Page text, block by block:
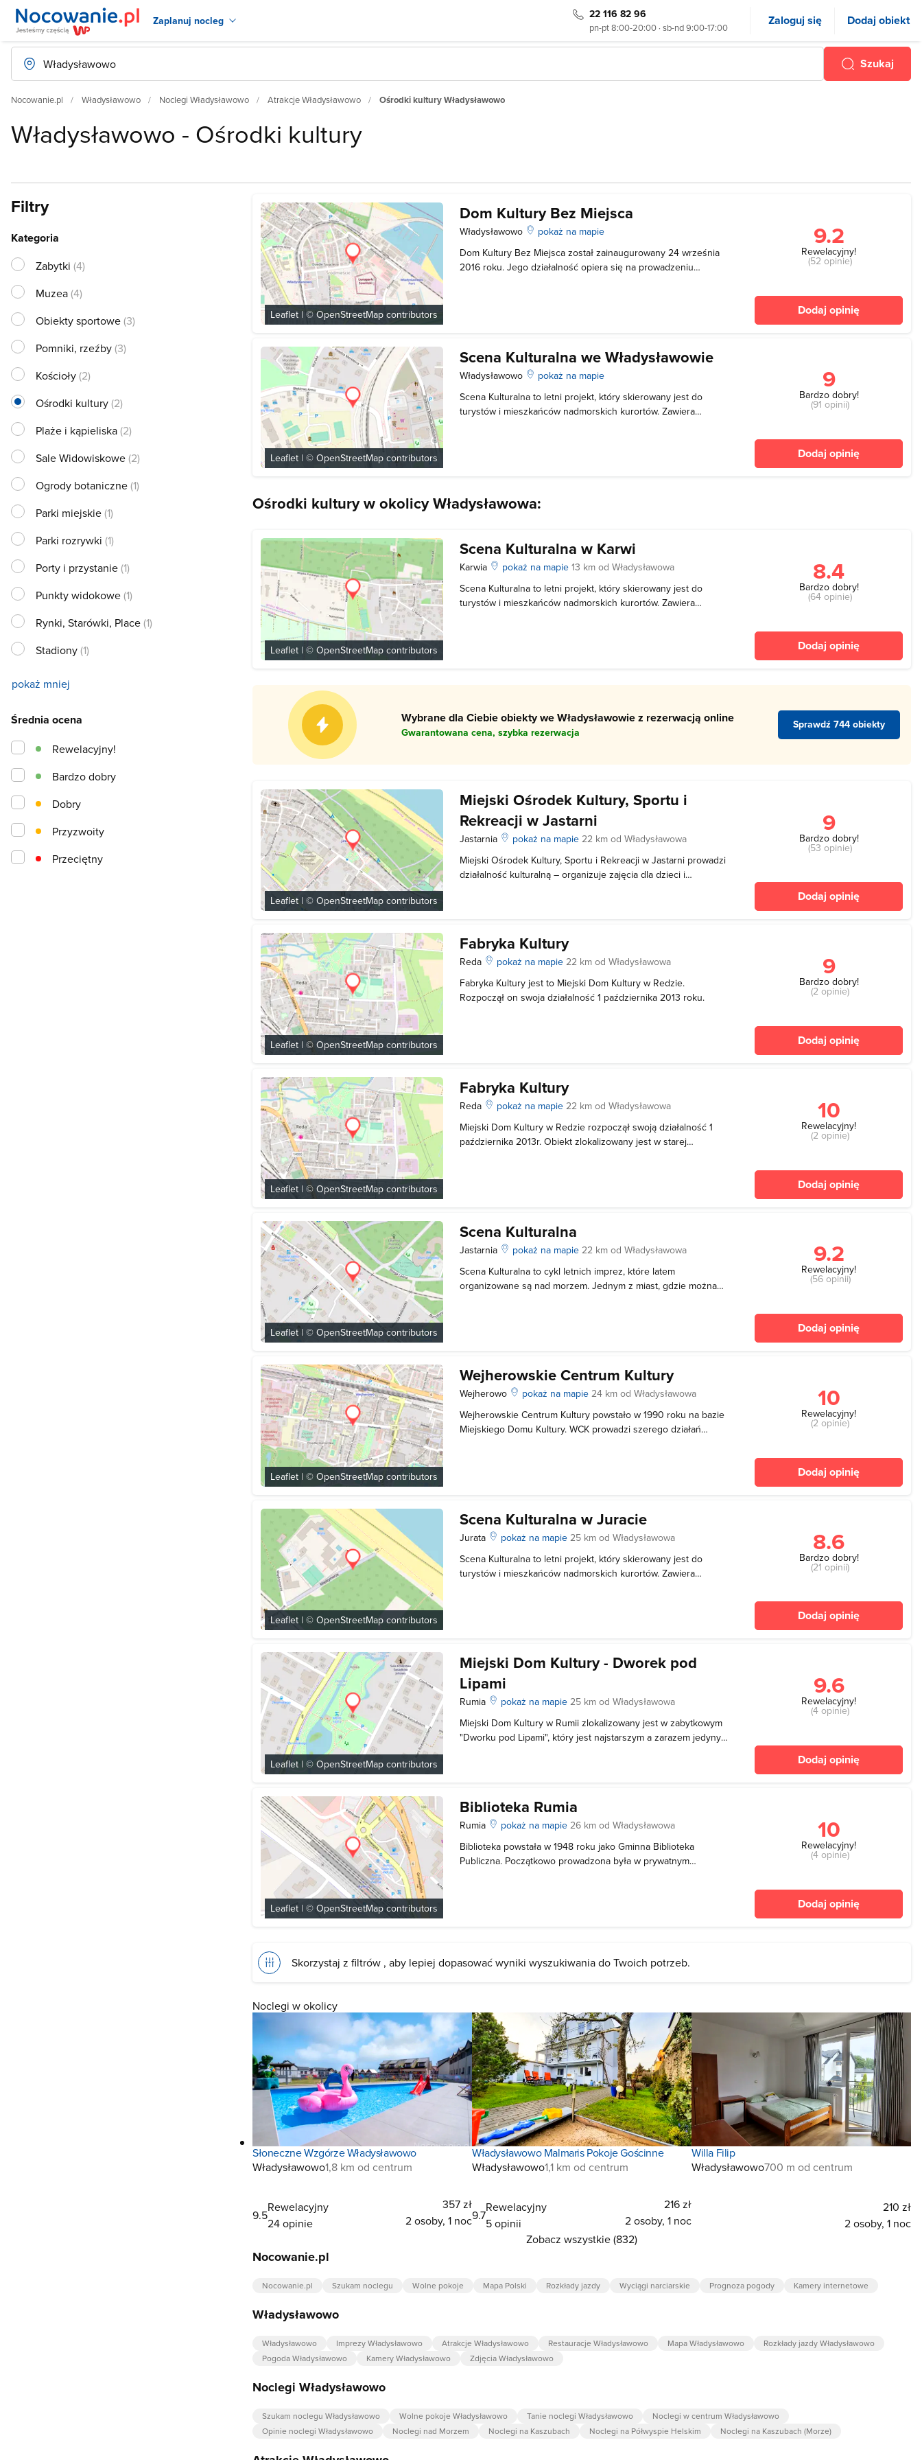
Zaplanuj nocleg 22 116 82 96
pn-pt 8:00-20:00 · sb-nd 9:00-17:00 Zaloguj się Dodaj obiekt
Szukaj
Nocowanie.pl Władysławowo Noclegi Władysławowo Atrakcje Władysławowo Ośrodki kultury Władysławowo
Władysławowo - Ośrodki kultury
Leaflet | ©OpenStreetMap contributors
Dom Kultury Bez Miejsca
Władysławowo
pokaż na mapie
Dom Kultury Bez Miejsca został zainaugurowany 24 września
2016 roku. Jego działalność opiera się na prowadzeniu
9.2
Rewelacyjny!
(52 opinie)
Dodaj opinię
Leaflet | ©OpenStreetMap contributors
Scena Kulturalna we Władysławowie
Władysławowo
pokaż na mapie
Scena Kulturalna to letni projekt, który skierowany jest do
turystów i mieszkańców nadmorskich kurortów. Zawiera
9
Bardzo dobry!
(91 opinii)
Dodaj opinię
Ośrodki kultury w okolicy Władysławowa:
Leaflet | ©OpenStreetMap contributors
Scena Kulturalna w Karwi
Karwia pokaż na mapie13 km od Władysławowa
Scena Kulturalna to letni projekt, który skierowany jest do
turystów i mieszkańców nadmorskich kurortów. Zawiera
8.4
Bardzo dobry!
(64 opinie)
Dodaj opinię
Wybrane dla Ciebie obiekty we Władysławowie z rezerwacją online
Gwarantowana cena, szybka rezerwacja
Sprawdź 744 obiekty
Leaflet | ©OpenStreetMap contributors
Miejski Ośrodek Kultury, Sportu i
Rekreacji w Jastarni
Jastarnia pokaż na mapie22 km od Władysławowa
Miejski Ośrodek Kultury, Sportu i Rekreacji w Jastarni prowadzi
działalność kulturalną – organizuje zajęcia dla dzieci i
9
Bardzo dobry!
(53 opinie)
Dodaj opinię
Leaflet | ©OpenStreetMap contributors
Fabryka Kultury
Reda pokaż na mapie22 km od Władysławowa
Fabryka Kultury jest to Miejski Dom Kultury w Redzie.
Rozpoczął on swoja działalność 1 października 2013 roku.
9
Bardzo dobry!
(2 opinie)
Dodaj opinię
Leaflet | ©OpenStreetMap contributors
Fabryka Kultury
Reda pokaż na mapie22 km od Władysławowa
Miejski Dom Kultury w Redzie rozpoczął swoją działalność 1
października 2013r. Obiekt zlokalizowany jest w starej
10
Rewelacyjny!
(2 opinie)
Dodaj opinię
Leaflet | ©OpenStreetMap contributors
Scena Kulturalna
Jastarnia pokaż na mapie22 km od Władysławowa
Scena Kulturalna to cykl letnich imprez, które latem
organizowane są nad morzem. Jednym z miast, gdzie można
9.2
Rewelacyjny!
(56 opinii)
Dodaj opinię
Leaflet | ©OpenStreetMap contributors
Wejherowskie Centrum Kultury
Wejherowo pokaż na mapie24 km od Władysławowa
Wejherowskie Centrum Kultury powstało w 1990 roku na bazie
Miejskiego Domu Kultury. WCK prowadzi szerego działań
10
Rewelacyjny!
(2 opinie)
Dodaj opinię
Leaflet | ©OpenStreetMap contributors
Scena Kulturalna w Juracie
Jurata pokaż na mapie25 km od Władysławowa
Scena Kulturalna to letni projekt, który skierowany jest do
turystów i mieszkańców nadmorskich kurortów. Zawiera
8.6
Bardzo dobry!
(21 opinii)
Dodaj opinię
Leaflet | ©OpenStreetMap contributors
Miejski Dom Kultury - Dworek pod
Lipami
Rumia pokaż na mapie25 km od Władysławowa
Miejski Dom Kultury w Rumii zlokalizowany jest w zabytkowym
"Dworku pod Lipami", który jest najstarszym a zarazem jedynym
9.6
Rewelacyjny!
(4 opinie)
Dodaj opinię
Leaflet | ©OpenStreetMap contributors
Biblioteka Rumia
Rumia pokaż na mapie26 km od Władysławowa
Biblioteka powstała w 1948 roku jako Gminna Biblioteka
Publiczna. Początkowo prowadzona była w prywatnym
10
Rewelacyjny!
(4 opinie)
Dodaj opinię
Skorzystaj z filtrów , aby lepiej dopasować wyniki wyszukiwania do Twoich potrzeb.
Noclegi w okolicy
Słoneczne Wzgórze Władysławowo
Władysławowo1,8 km od centrum
9.5
Rewelacyjny
24 opinie
357 zł
2 osoby, 1 noc
Władysławowo Malmaris Pokoje Gościnne
Władysławowo1,1 km od centrum
9.7
Rewelacyjny
5 opinii
216 zł
2 osoby, 1 noc
Willa Filip
Władysławowo700 m od centrum
210 zł
2 osoby, 1 noc
Zobacz wszystkie (832)
Nocowanie.pl
Nocowanie.pl Szukam noclegu Wolne pokoje Mapa Polski Rozkłady jazdy Wyciągi narciarskie Prognoza pogody Kamery internetowe
Władysławowo
Władysławowo Imprezy Władysławowo Atrakcje Władysławowo Restauracje Władysławowo Mapa Władysławowo
Rozkłady jazdy Władysławowo
Pogoda Władysławowo
Kamery Władysławowo Zdjęcia Władysławowo
Noclegi Władysławowo
Szukam noclegu Władysławowo Wolne pokoje Władysławowo Tanie noclegi Władysławowo
Noclegi w centrum Władysławowo
Opinie noclegi Władysławowo
Noclegi nad Morzem Noclegi na Kaszubach Noclegi na Półwyspie Helskim Noclegi na Kaszubach (Morze)
Filtry
Kategoria
Zabytki (4)
Muzea(4)
Obiekty sportowe(3)
Pomniki, rzeźby(3)
Kościoły(2)
Ośrodki kultury(2)
Plaże i kąpieliska(2)
Sale Widowiskowe(2)
Ogrody botaniczne(1)
Parki miejskie(1)
Parki rozrywki (1)
Porty i przystanie(1)
Punkty widokowe(1)
Rynki, Starówki, Place(1)
Stadiony(1)
pokaż mniej
Średnia ocena
Przeciętny
Przyzwoity
Dobry
Bardzo dobry
Rewelacyjny!